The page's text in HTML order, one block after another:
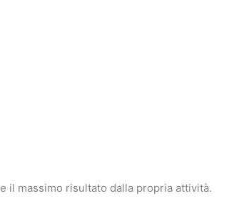
il massimo risultato dalla propria attività.